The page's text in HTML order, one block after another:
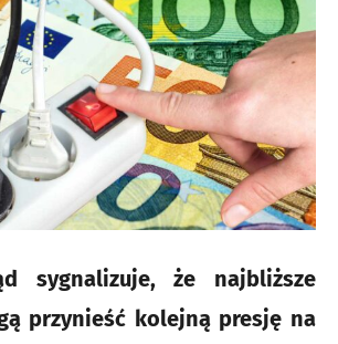
sygnalizuje, że najbliższe
przynieść kolejną presję na